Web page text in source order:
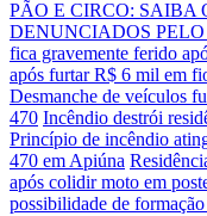
PÃO E CIRCO: SAIBA
DENUNCIADOS
fica gravemente ferido
após furtar R$ 6 mil em
Desmanche de veículos
470 Incêndio destrói
Princípio de incêndio
470 em Apiúna
após colidir moto em
possibilidade de